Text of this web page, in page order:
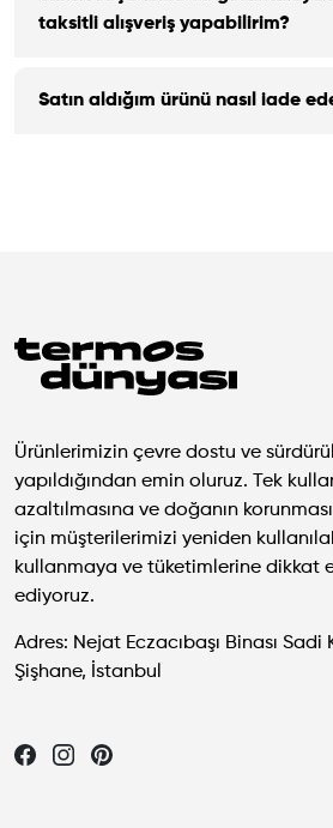
taksitli alışveriş yapabilirim?
Satın aldığım ürünü nasıl iade
Ürünlerimizin çevre dostu ve
yapıldığından emin oluruz. Tek
azaltılmasına ve doğanın
için müşterilerimizi yeniden
kullanmaya ve tüketimlerine dikkat
ediyoruz.
Adres: Nejat Eczacıbaşı Binası
Şişhane, İstanbul
Let's be friends...